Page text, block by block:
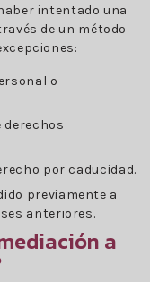
intentado una
de un método
o
derechos
por caducidad.
previamente a
anteriores.
a